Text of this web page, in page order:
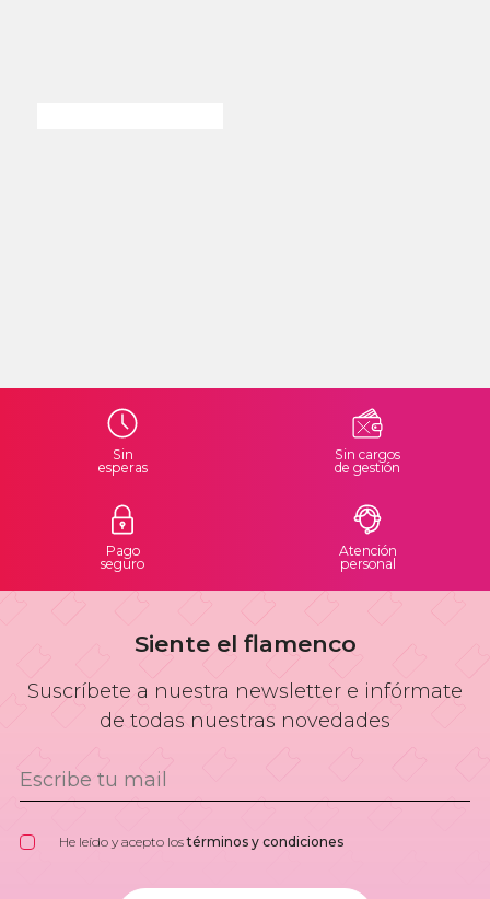
Sin
esperas
Sin cargos
de gestión
Pago
seguro
Atención
personal
Siente el flamenco
Suscríbete a nuestra newsletter e infórmate
de todas nuestras novedades
He leído y acepto lostérminos y condiciones